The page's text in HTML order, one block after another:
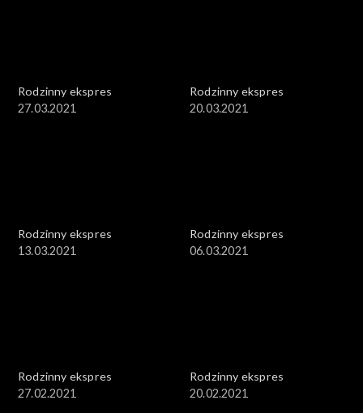
Rodzinny ekspres
27.03.2021
Rodzinny ekspres
20.03.2021
Rodzinny ekspres
13.03.2021
Rodzinny ekspres
06.03.2021
Rodzinny ekspres
27.02.2021
Rodzinny ekspres
20.02.2021